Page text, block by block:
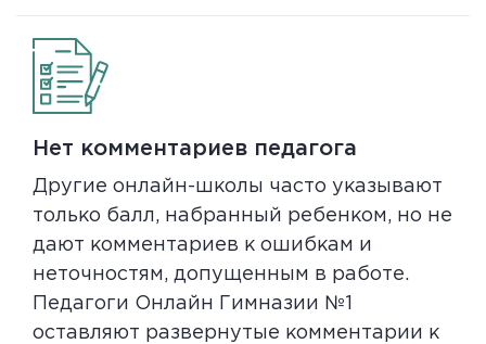
Нет комментариев педагога
Другие онлайн-школы часто указывают
только балл, набранный ребенком, но не
дают комментариев к ошибкам и
неточностям, допущенным в работе.
Педагоги Онлайн Гимназии №1
оставляют развернутые комментарии к